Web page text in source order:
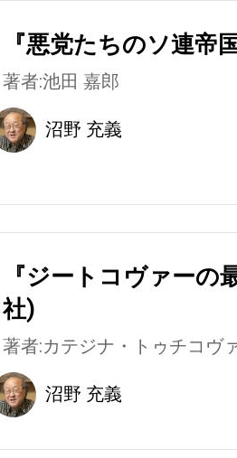
『悪党たちのソ連帝
著者:池田 嘉郎
沼野 充義
『ジートコヴァーの
社)
著者:カテジナ・トゥチコヴ
沼野 充義